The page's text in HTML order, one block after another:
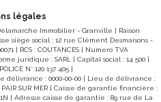
utilisés pour
2023 « Les
ce bien est exposé
Géorisques :
sont
légales
Immobilier - Granville | Raison
siège social : 12 rue Clément Desmaisons -
| RCS : COUTANCES | Numero TVA
juridique : SARL | Capital social : 14 500 |
N° 120 137 405 |
délivrance : 0000-00-00 | Lieu de délivrance :
SUR MER | Caisse de garantie financière :
| Adresse caisse de garantie : 89 rue de La